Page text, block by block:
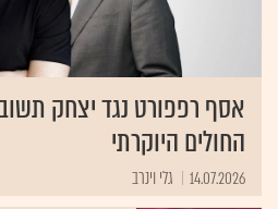
אסף רפפורט נגד יצחק
החולים היוקרתי
14.07.2026 גלי וינרב